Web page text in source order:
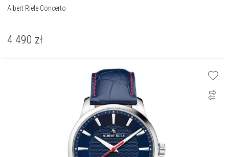
Albert Riele Concerto
4 490 zł